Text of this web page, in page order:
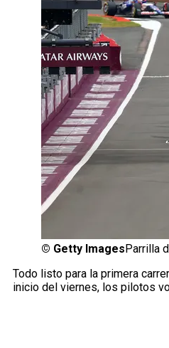
© Getty Images Parrilla
Todo listo para la primera
inicio del viernes, los pilotos